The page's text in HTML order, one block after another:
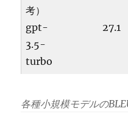
考）
gpt-
3.5-
turbo
27.1
各種小規模モデルの